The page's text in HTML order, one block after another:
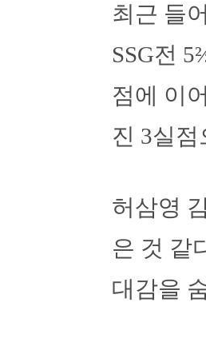
최근 들
SSG전
점에 이
진 3실
허삼영
은 것 같
대감을